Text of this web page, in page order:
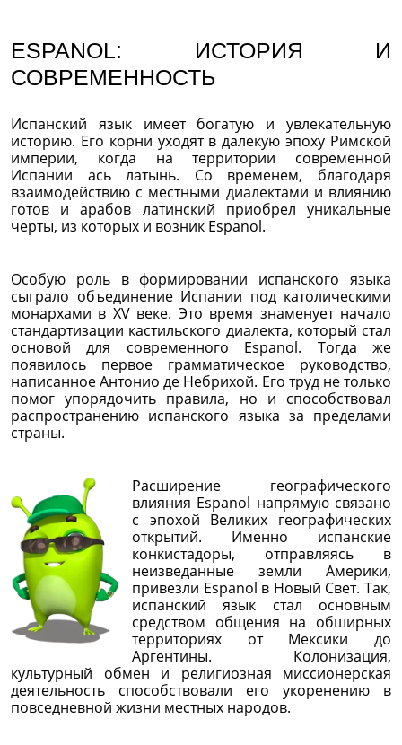
ESPANOL: ИСТОРИЯ И
СОВРЕМЕННОСТЬ
Испанский язык имеет богатую и увлекательную
историю. Его корни уходят в далекую эпоху Римской
империи, когда на территории современной
Испании ась латынь. Со временем, благодаря
взаимодействию с местными диалектами и влиянию
готов и арабов латинский приобрел уникальные
черты, из которых и возник Espanol.
Особую роль в формировании испанского языка
сыграло объединение Испании под католическими
монархами в XV веке. Это время знаменует начало
стандартизации кастильского диалекта, который стал
основой для современного Espanol. Тогда же
появилось первое грамматическое руководство,
написанное Антонио де Небрихой. Его труд не только
помог упорядочить правила, но и способствовал
распространению испанского языка за пределами
страны.
Расширение географического
влияния Espanol напрямую связано
с эпохой Великих географических
открытий. Именно испанские
конкистадоры, отправляясь в
неизведанные земли Америки,
привезли Espanol в Новый Свет. Так,
испанский язык стал основным
средством общения на обширных
территориях от Мексики до
Аргентины. Колонизация,
культурный обмен и религиозная миссионерская
деятельность способствовали его укоренению в
повседневной жизни местных народов.